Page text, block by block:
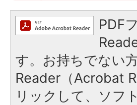
PDF
す。お持ちでない
Reader（Acrobat
リックして、ソフ